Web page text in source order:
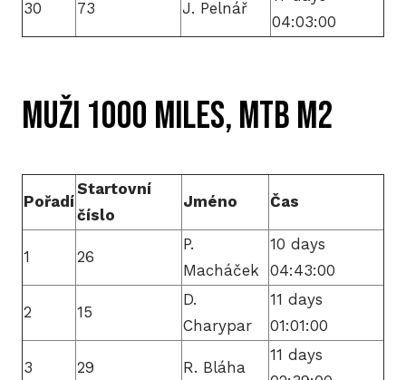
30 73 J. Pelnář
04:03:00
MUŽI 1000 miles, MTB M2
Pořadí
Startovní
číslo
Jméno Čas
1 26
P.
Macháček
10 days
04:43:00
2 15
D.
Charypar
11 days
01:01:00
3 29 R. Bláha
11 days